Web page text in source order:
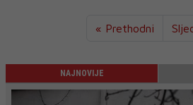
« Prethodni
NAJNOVIJE